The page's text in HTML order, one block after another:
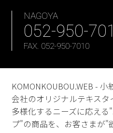
NAGOYA
052-950-
FAX. 052-950-7010
KOMONKOUBOU.WEB -
会社のオリジナルテキスタ
多様化するニーズに応える
プ"の商品を、お客さまが